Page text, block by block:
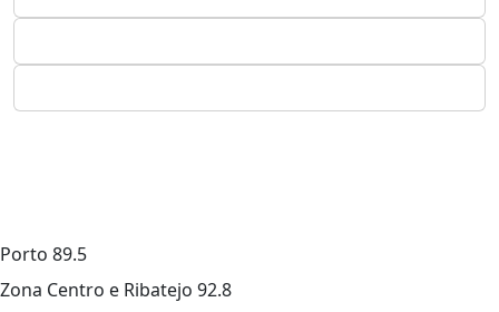
Porto 89.5
Zona Centro e Ribatejo 92.8